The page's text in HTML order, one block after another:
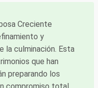
Creciente
y
la culminación. Esta
que han
preparando los